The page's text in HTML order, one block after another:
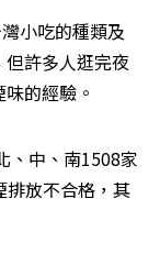
小吃的種類及
許多人逛完夜
的經驗。
、中、南1508家
排放不合格，其